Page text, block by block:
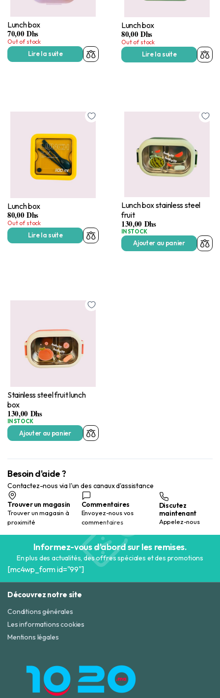
Lunch box
70,00Dhs
Out of stock
Lire la suite
Lunch box
80,00Dhs
Out of stock
Lire la suite
Lunch box
80,00Dhs
Out of stock
Lire la suite
Lunch box stainless steel
fruit
130,00 Dhs
IN STOCK
Ajouter au panier
Stainless steel fruit lunch
box
130,00 Dhs
IN STOCK
Ajouter au panier
Besoin d'aide ?
Contactez-nous via l'un des canaux d'assistance
Trouver un magasin
Trouver un magasin à
proximité
Commentaires
Envoyez-nous vos
commentaires
Discutez
maintenant
Appelez-nous
Informez-vous d'abord sur les remises.
En plus des actualités, des offres spéciales et des promotions
[mc4wp_form id="99"]
Découvrez notre site
Conditions générales
Les informations cookies
Mentions légales